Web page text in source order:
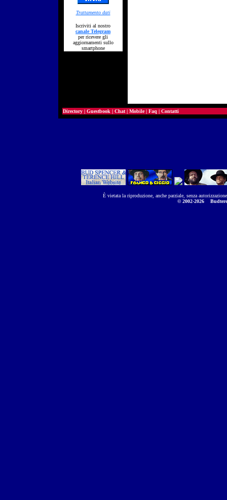
Trattamento dati
Iscriviti al nostro
canale Telegram
per ricevere gli
aggiornamenti sullo
smartphone
Directory | Guestbook | Chat | Mobile| Faq | Contatti
È vietata la riproduzione, anche parziale, senza
© 2002-2026